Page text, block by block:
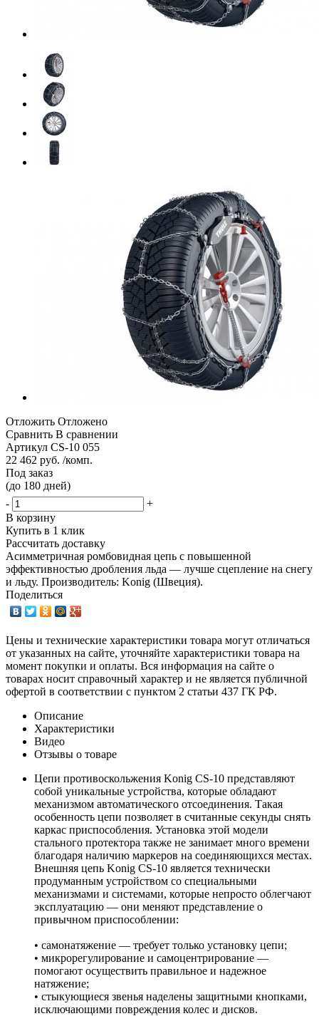
Отложить Отложено
Сравнить В сравнении
Артикул CS-10 055
22 462 руб. /комп.
Под заказ
(до 180 дней)
-
+
В корзину
Купить в 1 клик
Рассчитать доставку
Асимметричная ромбовидная цепь с повышенной
эффективностью дробления льда — лучше сцепление на снегу
и льду. Производитель: Konig (Швеция).
Поделиться
Цены и технические характеристики товара могут отличаться
от указанных на сайте, уточняйте характеристики товара на
момент покупки и оплаты. Вся информация на сайте о
товарах носит справочный характер и не является публичной
офертой в соответствии с пунктом 2 статьи 437 ГК РФ.
Описание
Характеристики
Видео
Отзывы о товаре
Цепи противоскольжения Konig CS-10 представляют
собой уникальные устройства, которые обладают
механизмом автоматического отсоединения. Такая
особенность цепи позволяет в считанные секунды снять
каркас приспособления. Установка этой модели
стального протектора также не занимает много времени
благодаря наличию маркеров на соединяющихся местах.
Внешняя цепь Konig CS-10 является технически
продуманным устройством со специальными
механизмами и системами, которые непросто облегчают
эксплуатацию — они меняют представление о
привычном приспособлении:
• самонатяжение — требует только установку цепи;
• микрорегулирование и самоцентрирование —
помогают осуществить правильное и надежное
натяжение;
• стыкующиеся звенья наделены защитными кнопками,
исключающими повреждения колес и дисков.